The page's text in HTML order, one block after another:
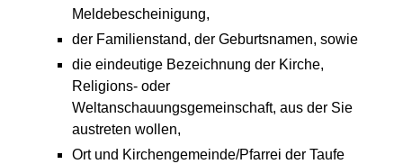
Meldebescheinigung,
der Familienstand, der Geburtsnamen, sowie
die eindeutige Bezeichnung der Kirche,
Religions- oder
Weltanschauungsgemeinschaft, aus der Sie
austreten wollen,
Ort und Kirchengemeinde/Pfarrei der Taufe